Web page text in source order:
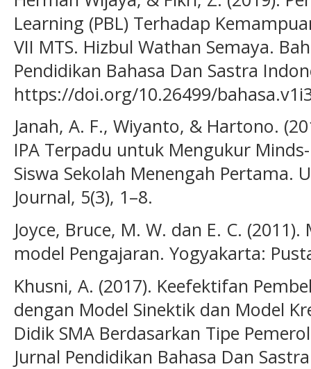
Learning (PBL) Terhadap
VII MTS. Hizbul Wathan Semaya.
Pendidikan Bahasa Dan Sastra
https://doi.org/10.26499/
Janah, A. F., Wiyanto, & Hartono.
IPA Terpadu untuk Mengukur
Siswa Sekolah Menengah Pertama.
Journal, 5(3), 1–8.
Joyce, Bruce, M. W. dan E. C.
model Pengajaran. Yogyakarta:
Khusni, A. (2017). Keefektifan
dengan Model Sinektik dan Model
Didik SMA Berdasarkan Tipe
Jurnal Pendidikan Bahasa Dan